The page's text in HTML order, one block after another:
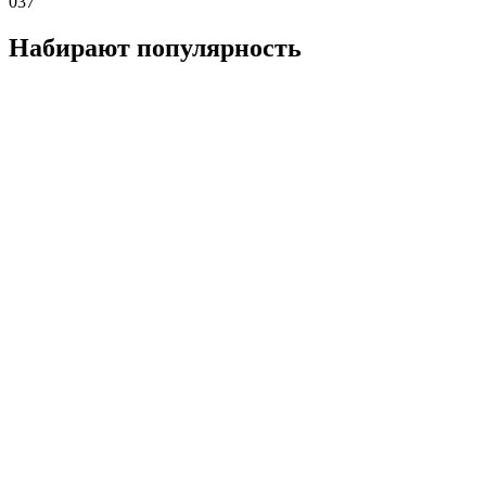
Набирают популярность